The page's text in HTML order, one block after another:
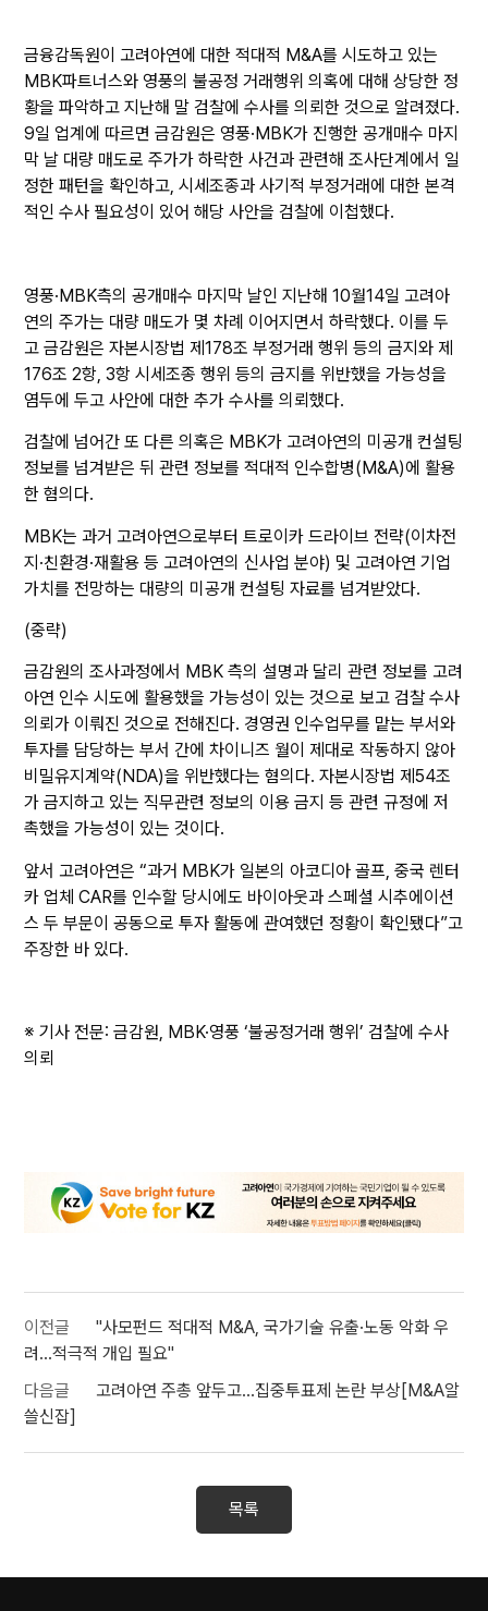
금융감독원이 고려아연에 대한 적대적 M&A를 시도하고 있는
MBK파트너스와 영풍의 불공정 거래행위 의혹에 대해 상당한 정
황을 파악하고 지난해 말 검찰에 수사를 의뢰한 것으로 알려졌다.
9일 업계에 따르면 금감원은 영풍·MBK가 진행한 공개매수 마지
막 날 대량 매도로 주가가 하락한 사건과 관련해 조사단계에서 일
정한 패턴을 확인하고, 시세조종과 사기적 부정거래에 대한 본격
적인 수사 필요성이 있어 해당 사안을 검찰에 이첩했다.
영풍·MBK측의 공개매수 마지막 날인 지난해 10월14일 고려아
연의 주가는 대량 매도가 몇 차례 이어지면서 하락했다. 이를 두
고 금감원은 자본시장법 제178조 부정거래 행위 등의 금지와 제
176조 2항, 3항 시세조종 행위 등의 금지를 위반했을 가능성을
염두에 두고 사안에 대한 추가 수사를 의뢰했다.
검찰에 넘어간 또 다른 의혹은 MBK가 고려아연의 미공개 컨설팅
정보를 넘겨받은 뒤 관련 정보를 적대적 인수합병(M&A)에 활용
한 혐의다.
MBK는 과거 고려아연으로부터 트로이카 드라이브 전략(이차전
지·친환경·재활용 등 고려아연의 신사업 분야) 및 고려아연 기업
가치를 전망하는 대량의 미공개 컨설팅 자료를 넘겨받았다.
(중략)
금감원의 조사과정에서 MBK 측의 설명과 달리 관련 정보를 고려
아연 인수 시도에 활용했을 가능성이 있는 것으로 보고 검찰 수사
의뢰가 이뤄진 것으로 전해진다. 경영권 인수업무를 맡는 부서와
투자를 담당하는 부서 간에 차이니즈 월이 제대로 작동하지 않아
비밀유지계약(NDA)을 위반했다는 혐의다. 자본시장법 제54조
가 금지하고 있는 직무관련 정보의 이용 금지 등 관련 규정에 저
촉했을 가능성이 있는 것이다.
앞서 고려아연은 “과거 MBK가 일본의 아코디아 골프, 중국 렌터
카 업체 CAR를 인수할 당시에도 바이아웃과 스페셜 시추에이션
스 두 부문이 공동으로 투자 활동에 관여했던 정황이 확인됐다”고
주장한 바 있다.
※ 기사 전문:금감원, MBK·영풍 ‘불공정거래 행위’ 검찰에 수사
의뢰
이전글
"사모펀드 적대적 M&A, 국가기술 유출·노동 악화 우
려…적극적 개입 필요"
다음글
고려아연 주총 앞두고…집중투표제 논란 부상[M&A알
쓸신잡]
목록